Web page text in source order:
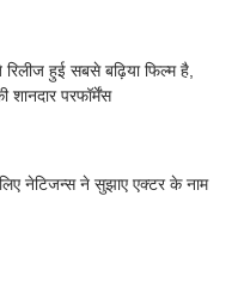
हुई सबसे बढ़िया फिल्म है,
परफॉर्मेंस
नेटिजन्स ने सुझाए एक्टर के नाम